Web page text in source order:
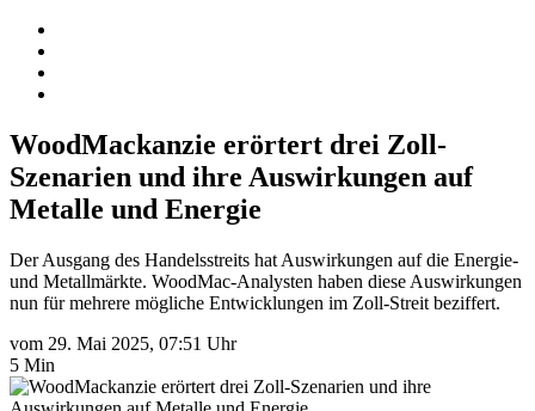
WoodMackanzie erörtert drei Zoll-
Szenarien und ihre Auswirkungen auf
Metalle und Energie
Der Ausgang des Handelsstreits hat Auswirkungen auf die Energie-
und Metallmärkte. WoodMac-Analysten haben diese Auswirkungen
nun für mehrere mögliche Entwicklungen im Zoll-Streit beziffert.
vom 29. Mai 2025, 07:51 Uhr
5 Min